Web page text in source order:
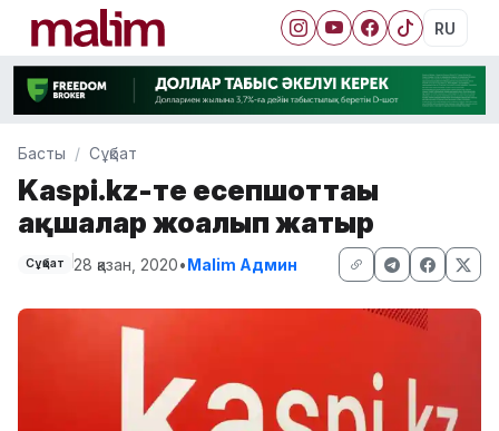
RU
Басты Сұқбат
Kaspi.kz-те есепшоттағы
ақшалар жоғалып жатыр
Сұқбат 28 қазан, 2020•Malim Админ